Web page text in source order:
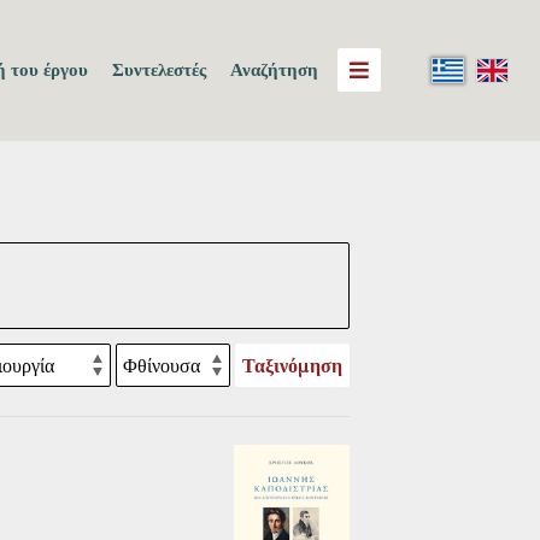
του έργου Συντελεστές Αναζήτηση
Ταξινόμηση